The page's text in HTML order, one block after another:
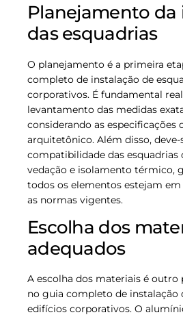
Planejamento da
das esquadrias
O planejamento é a primeira
completo de instalação de
corporativos. É fundamental
levantamento das medidas
considerando as especificações
arquitetônico. Além disso, deve-
compatibilidade das esquadrias
vedação e isolamento térmico,
todos os elementos estejam
as normas vigentes.
Escolha dos
adequados
A escolha dos materiais é
no guia completo de instalação
edifícios corporativos. O